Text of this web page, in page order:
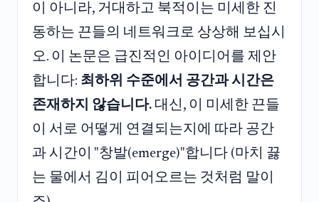
이 아니라, 거대하고 북적이는 미세한 진
동하는 끈들의 네트워크로 상상해 보십시
오. 이 논문은 급진적인 아이디어를 제안
합니다: 최하위 수준에서 공간과 시간은
존재하지 않습니다. 대신, 이 미세한 끈들
이 서로 어떻게 연결되는지에 따라 공간
과 시간이 "창발(emerge)"합니다 (마치 끓
는 물에서 김이 피어오르는 것처럼 말이